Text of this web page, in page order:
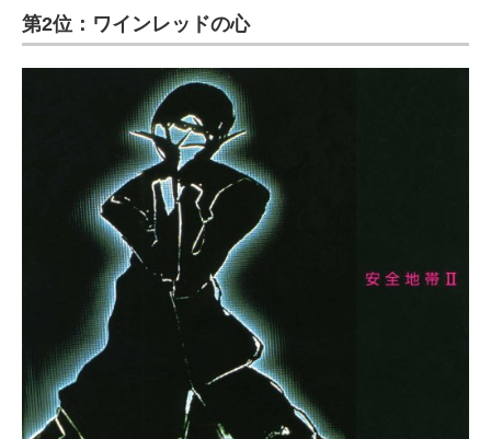
第2位：ワインレッドの心